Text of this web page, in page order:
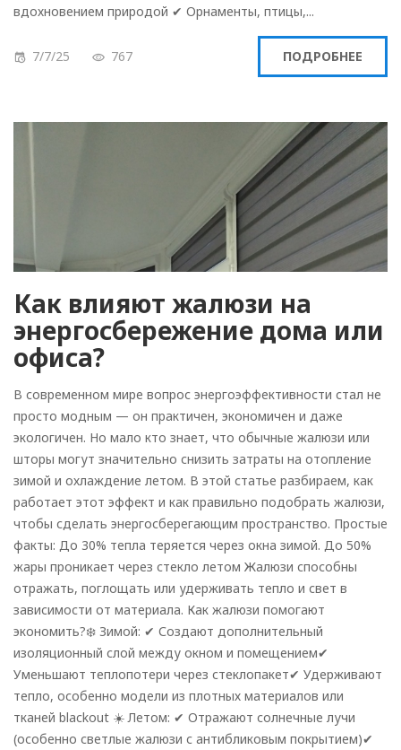
вдохновением природой ✔ Орнаменты, птицы,...
7/7/25 767 ПОДРОБНЕЕ
Как влияют жалюзи на
энергосбережение дома или
офиса?
В современном мире вопрос энергоэффективности стал не
просто модным — он практичен, экономичен и даже
экологичен. Но мало кто знает, что обычные жалюзи или
шторы могут значительно снизить затраты на отопление
зимой и охлаждение летом. В этой статье разбираем, как
работает этот эффект и как правильно подобрать жалюзи,
чтобы сделать энергосберегающим пространство. Простые
факты: До 30% тепла теряется через окна зимой. До 50%
жары проникает через стекло летом Жалюзи способны
отражать, поглощать или удерживать тепло и свет в
зависимости от материала. Как жалюзи помогают
экономить?❄️ Зимой: ✔ Создают дополнительный
изоляционный слой между окном и помещением✔
Уменьшают теплопотери через стеклопакет✔ Удерживают
тепло, особенно модели из плотных материалов или
тканей blackout ☀️ Летом: ✔ Отражают солнечные лучи
(особенно светлые жалюзи с антибликовым покрытием)✔